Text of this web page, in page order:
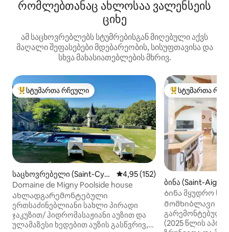
რომლებთანაც ახლოსაა ვალენსეის
ციხე
ამ საცხოვრებლებს სტუმრებისგან მიღებული აქვს
მაღალი შეფასებები მდებარეობის, სისუფთავისა და
სხვა მახასიათებლების მხრივ.
სტუმართა რჩეული მოწინავე ვარიანტი
სტუმართა რჩეული
საცხოვრებელი (Saint-Cyra
n-du-Jambot)
საშუალო შეფასებაა 5‑დან
4,95 (152)
Domaine de Migny Poolside house
Ახლადგარემონტებული
ერთსაძინებლიანი სახლი პირადი
ჯაკუზით/ ჰიდრომასაჟიანი აუზით და
ულამაზესი ხედებით აუზის გასწვრივ,
სტუმართა
სტუმართა
ბინა (Saint-
Ბინა მყუდრო
Მომხიბლავი
გარემონტებულ
(2025 წლის